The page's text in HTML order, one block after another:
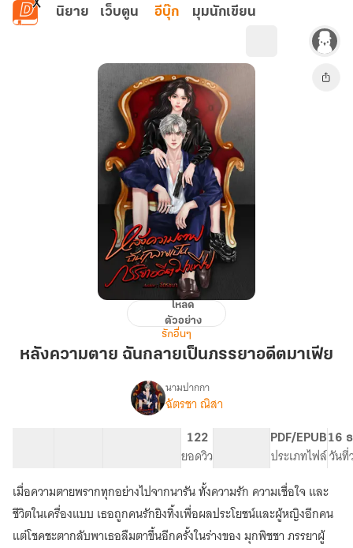
ข้ามไปยังเนื้อหาหลัก
นิยาย เว็บตูน อีบุ๊ก มุมนักเขียน
หลังค
ตาย
โหลด
ตัวอย่าง
รักอื่นๆ
หลังความตาย ฉันกลายเป็นภรรยาอดีตมาเฟีย
เรื่อง
วาม
ตาย
ฉัน
กลาย
เป็น
ภรรยา
อดีต
นามปากกา
ฉัตรชา ณิสา
122
ยอดวิว
PDF/EPUB
ประเภทไฟล์
16
วันที่
เมื่อความตายพรากทุกอย่างไปจากนารัน ทั้งความรัก ความเชื่อใจ และ
ชีวิตในเครื่องแบบ เธอถูกคนรักยิงทิ้งเพื่อผลประโยชน์และผู้หญิงอีกคน
แต่โชคชะตากลับพาเธอลืมตาขึ้นอีกครั้งในร่างของ มุกพิชชา ภรรยาผู้